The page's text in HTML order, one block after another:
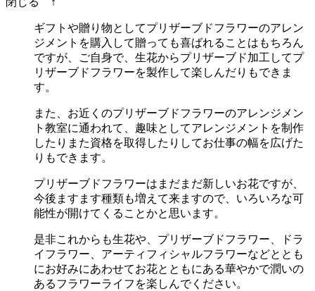
ギフトや贈り物としてプリザーブドフラワーのアレン
ジメントを購入して贈っても喜ばれることはもちろん
ですが、ご自身で、生花からプリザーブド加工してプ
リザーブドフラワーを製作して楽しんだりもできま
す。
また、お近くのプリザーブドフラワーのアレンジメン
ト教室に通われて、趣味としてアレンジメントを制作
したりまた資格を取得したりしてお仕事の幅を広げた
りもできます。
プリザーブドフラワーはまだまだ新しいお花ですが、
今後ますます種類も増えて来ますので、いろいろな可
能性が開けてくることかと思います。
是非これからも生花や、プリザーブドフラワー、ドラ
イフラワー、アーティフィシャルフラワーなどととも
にお好みにあわせてお花とともにある華やかで潤いの
あるフラワーライフを楽しんでください。